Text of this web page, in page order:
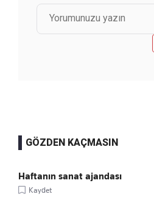
GÖZDEN KAÇMASIN
Haftanın sanat ajandası
Kaydet